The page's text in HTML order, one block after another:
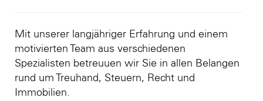
Mit unserer langjähriger Erfahrung und einem
motivierten Team aus verschiedenen
Spezialisten betreuuen wir Sie in allen Belangen
rund um Treuhand, Steuern, Recht und
Immobilien.